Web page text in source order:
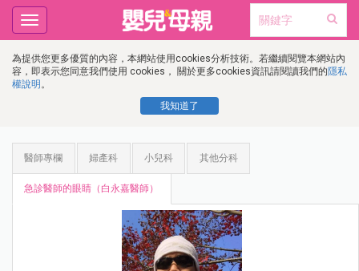
為提供您更多優質的內容，本網站使用cookies分析技術。若繼續閱覽本網站內
容，即表示您同意我們使用 cookies， 關於更多cookies資訊請閱讀我們的隱私
權說明 。
我知道了
Toggle
navigation
醫師專欄 婦產科 小兒科 其他分科
急診醫師的眼睛（白永嘉醫師）